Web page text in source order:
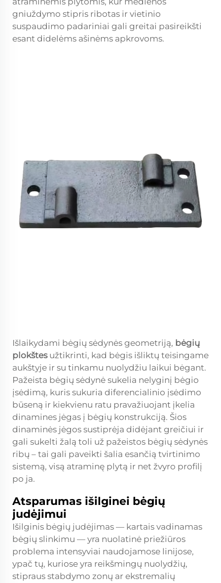
gniuždymo stipris ribotas ir vietinio
suspaudimo padariniai gali greitai pasireikšti
esant didelėms ašinėms apkrovoms.
Išlaikydami bėgių sėdynės geometriją, bėgių
plokštes užtikrinti, kad bėgis išliktų teisingame
aukštyje ir su tinkamu nuolydžiu laikui bėgant.
Pažeista bėgių sėdynė sukelia nelyginį bėgio
įsėdimą, kuris sukuria diferencialinio įsėdimo
būseną ir kiekvienu ratu pravažiuojant įkelia
dinamines jėgas į bėgių konstrukciją. Šios
dinaminės jėgos sustiprėja didėjant greičiui ir
gali sukelti žalą toli už pažeistos bėgių sėdynės
ribų – tai gali paveikti šalia esančią tvirtinimo
sistemą, visą atraminę plytą ir net žvyro profilį
po ja.
Atsparumas išilginei bėgių
judėjimui
Išilginis bėgių judėjimas — kartais vadinamas
bėgių slinkimu — yra nuolatinė priežiūros
problema intensyviai naudojamose linijose,
ypač tų, kuriose yra reikšmingų nuolydžių,
stipraus stabdymo zonų ar ekstremalių